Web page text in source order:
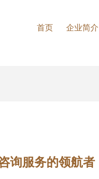
首页 企业简介
询服务的领航者